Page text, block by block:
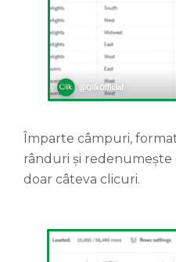
Împarte câmpuri,
rânduri și
doar câteva clicuri.